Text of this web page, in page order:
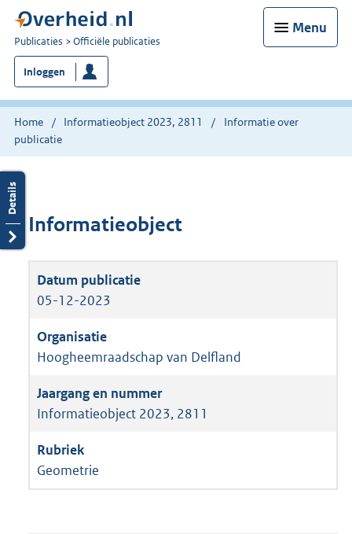
Menu
U
bent
nu
hier:
Publicaties Officiële publicaties
Inloggen
Home Informatieobject 2023, 2811
Informatie over
publicatie
Informatieobject
05-12-2023
Hoogheemraadschap van Delfland
Informatieobject 2023, 2811
Geometrie